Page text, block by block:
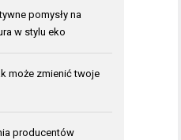
pomysły na
w stylu eko
może zmienić twoje
producentów